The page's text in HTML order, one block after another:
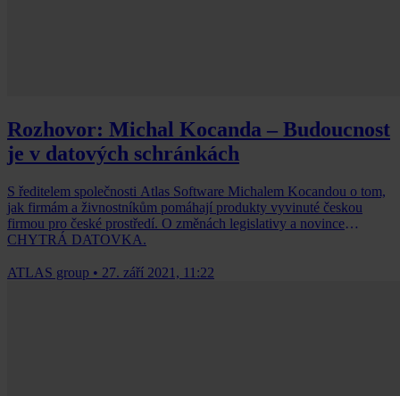
Rozhovor: Michal Kocanda – Budoucnost
je v datových schránkách
S ředitelem společnosti Atlas Software Michalem Kocandou o tom,
jak firmám a živnostníkům pomáhají produkty vyvinuté českou
firmou pro české prostředí. O změnách legislativy a novince
CHYTRÁ DATOVKA.
ATLAS group • 27. září 2021, 11:22